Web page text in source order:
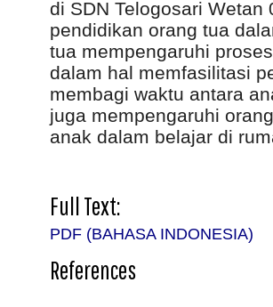
di SDN Telogosari
pendidikan orang tua
tua mempengaruhi
dalam hal memfasilitasi
membagi waktu antara
juga mempengaruhi
anak dalam belajar di
Full Text:
PDF (BAHASA INDONESIA)
References